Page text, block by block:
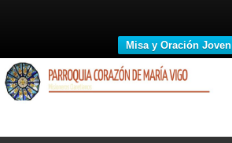
Misa y Oración Joven